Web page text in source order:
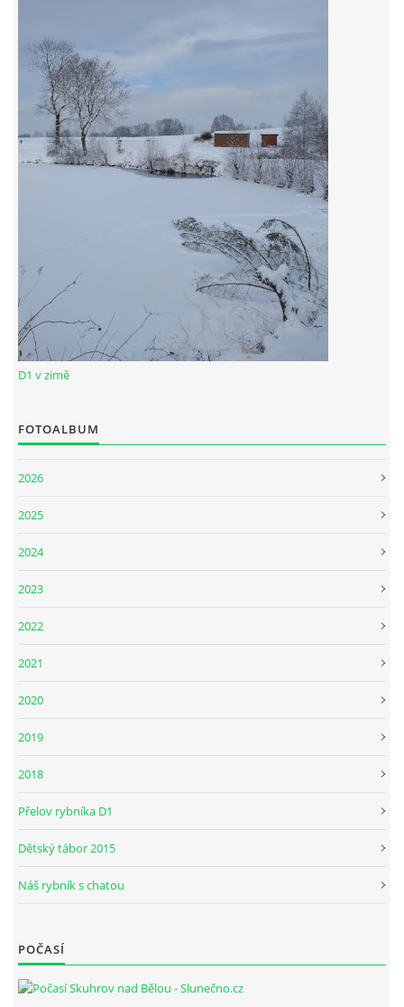
D1 v zimě
FOTOALBUM
2026
2025
2024
2023
2022
2021
2020
2019
2018
Přelov rybníka D1
Dětský tábor 2015
Náš rybník s chatou
POČASÍ